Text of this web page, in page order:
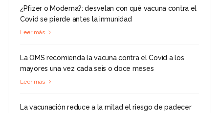
¿Pfizer o Moderna?: desvelan con qué vacuna contra el
Covid se pierde antes la inmunidad
Leer más
La OMS recomienda la vacuna contra el Covid a los
mayores una vez cada seis o doce meses
Leer más
La vacunación reduce a la mitad el riesgo de padecer